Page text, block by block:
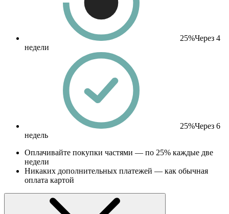
25%Через 4
недели
25%Через 6
недель
Оплачивайте покупки частями — по 25% каждые две
недели
Никаких дополнительных платежей — как обычная
оплата картой